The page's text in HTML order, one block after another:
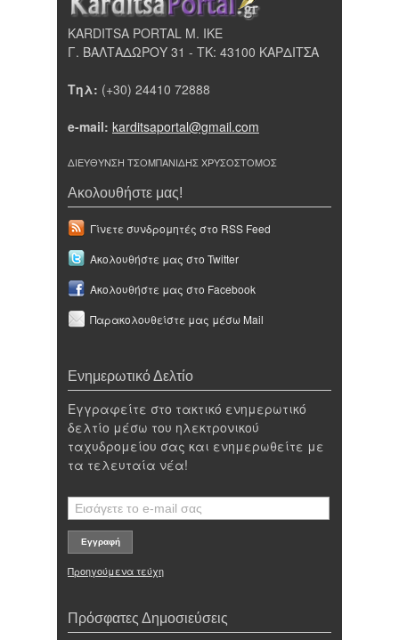
KARDITSA PORTAL Μ. ΙΚΕ
Γ. ΒΑΛΤΑΔΩΡΟΥ 31 - ΤΚ: 43100 ΚΑΡΔΙΤΣΑ
Τηλ: (+30) 24410 72888
e-mail: karditsaportal@gmail.com
ΔΙΕΥΘΥΝΣΗ ΤΣΟΜΠΑΝΙΔΗΣ ΧΡΥΣΟΣΤΟΜΟΣ
Ακολουθήστε μας!
Γίνετε συνδρομητές στο RSS Feed
Ακολουθήστε μας στο Twitter
Ακολουθήστε μας στο Facebook
Παρακολουθείστε μας μέσω Mail
Ενημερωτικό Δελτίο
Εγγραφείτε στο τακτικό ενημερωτικό
δελτίο μέσω του ηλεκτρονικού
ταχυδρομείου σας και ενημερωθείτε με
τα τελευταία νέα!
Προηγούμενα τεύχη
Πρόσφατες Δημοσιεύσεις